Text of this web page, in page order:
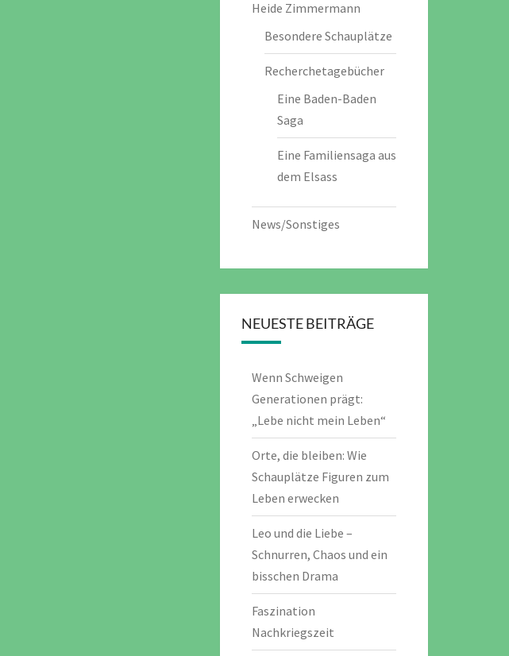
Heide Zimmermann
Besondere Schauplätze
Recherchetagebücher
Eine Baden-Baden
Saga
Eine Familiensaga aus
dem Elsass
News/Sonstiges
NEUESTE BEITRÄGE
Wenn Schweigen
Generationen prägt:
„Lebe nicht mein Leben“
Orte, die bleiben: Wie
Schauplätze Figuren zum
Leben erwecken
Leo und die Liebe –
Schnurren, Chaos und ein
bisschen Drama
Faszination
Nachkriegszeit